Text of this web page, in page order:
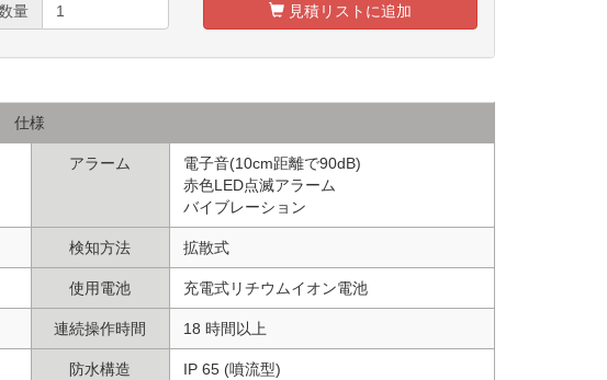
量 見積リストに追加
仕様
アラーム
電子音(10cm距離で90dB)
赤色LED点滅アラーム
バイブレーション
検知方法 拡散式
使用電池 充電式リチウムイオン電池
連続操作時間 18 時間以上
防水構造 IP 65 (噴流型)